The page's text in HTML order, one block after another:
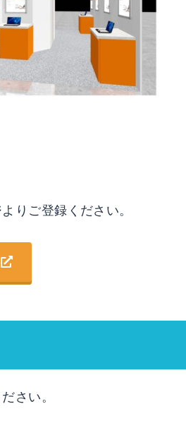
りご登録ください。
さい。